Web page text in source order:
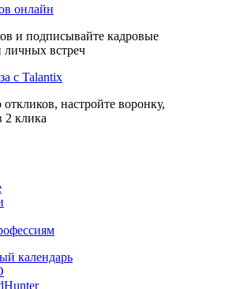
онлайн
и подписывайте кадровые
личных встреч
с Talantix
настройте воронку,
2 клика
календарь